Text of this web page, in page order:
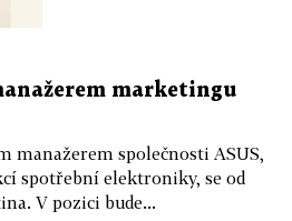
marketingu
manažerem společnosti ASUS,
spotřební elektroniky, se od
V pozici bude...